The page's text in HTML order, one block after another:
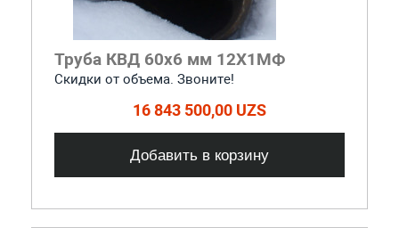
Труба КВД 60х6 мм 12Х1МФ
Скидки от объема. Звоните!
16 843 500,00 UZS
Добавить в корзину